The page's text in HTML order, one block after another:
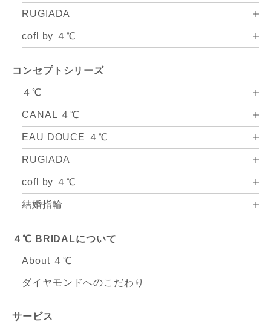
RUGIADA
cofl by ４℃
コンセプトシリーズ
４℃
CANAL ４℃
EAU DOUCE ４℃
RUGIADA
cofl by ４℃
結婚指輪
４℃ BRIDALについて
About ４℃
ダイヤモンドへのこだわり
サービス